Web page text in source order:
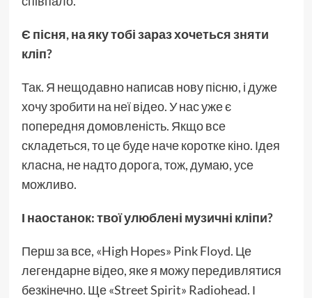
Є пісня, на яку тобі зараз хочеться зняти
кліп?
Так. Я нещодавно написав нову пісню, і дуже
хочу зробити на неї відео. У нас уже є
попередня домовленість. Якщо все
складеться, то це буде наче коротке кіно. Ідея
класна, не надто дорога, тож, думаю, усе
можливо.
І наостанок: твої улюблені музичні кліпи?
Перш за все, «High Hopes» Pink Floyd. Це
легендарне відео, яке я можу передивлятися
безкінечно. Ще «Street Spirit» Radiohead. І